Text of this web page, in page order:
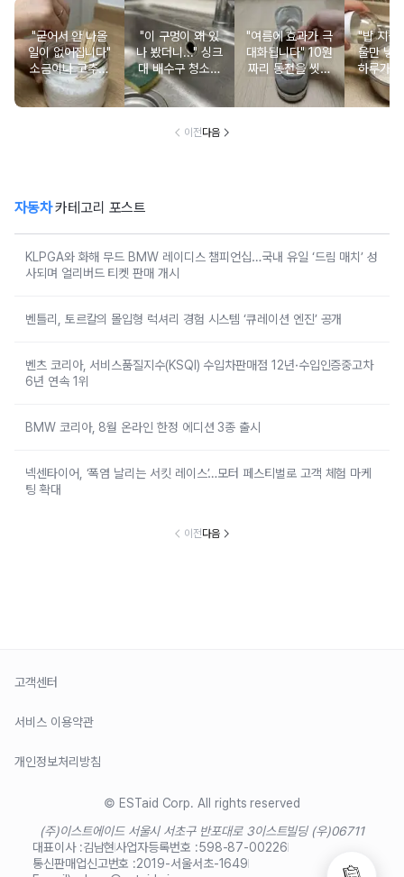
"굳어서 안 나올
일이 없어집니다"
소금이나 고추가
루 담아둔 조미료
통에 이쑤시개를
"이 구멍이 왜 있
나 봤더니..." 싱크
대 배수구 청소해
도 냄새난다면 물
넘침 방지 구멍을
"여름에 효과가 극
대화됩니다" 10원
짜리 동전을 씻어
서 운동화 신발에
넣어보세요
"밥 지을
울만 넣
하루가
지은 밥
이 살아
이전다음
자동차카테고리 포스트
KLPGA와 화해 무드 BMW 레이디스 챔피언십…국내 유일 ‘드림 매치’ 성
사되며 얼리버드 티켓 판매 개시
벤틀리, 토르칼의 몰입형 럭셔리 경험 시스템 ‘큐레이션 엔진’ 공개
벤츠 코리아, 서비스품질지수(KSQI) 수입차판매점 12년·수입인증중고차
6년 연속 1위
BMW 코리아, 8월 온라인 한정 에디션 3종 출시
넥센타이어, ‘폭염 날리는 서킷 레이스’…모터 페스티벌로 고객 체험 마케
팅 확대
이전다음
고객센터
서비스 이용약관
개인정보처리방침
© ESTaid Corp. All rights reserved
(주)이스트에이드 서울시 서초구 반포대로 3이스트빌딩 (우)06711
대표이사 :김남현사업자등록번호 :598-87-00226
통신판매업신고번호 :2019-서울서초-1649